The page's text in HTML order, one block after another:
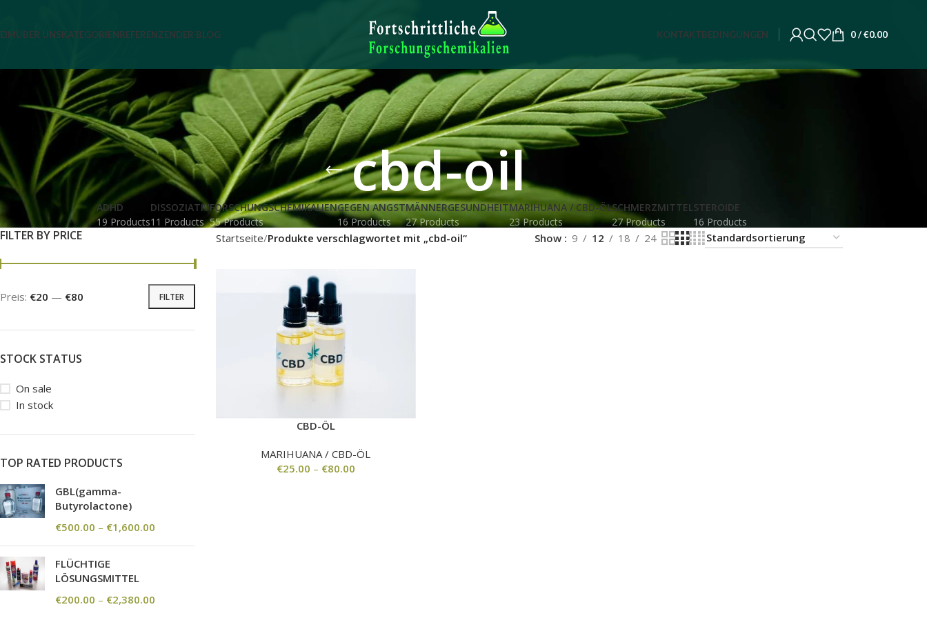
ÜBER UNSKATEGORIENREFERENZENDER BLOG KONTAKTBEDINGUNGEN 0/ €0.00
cbd-oil
ADHD
19 Products
DISSOZIATIV
11 Products
FORSCHUNGSCHEMIKALIEN
55 Products
GEGEN ANGST
16 Products
MÄNNERGESUNDHEIT
27 Products
MARIHUANA / CBD-ÖL
23 Products
SCHMERZMITTEL
27 Products
STEROIDE
16 Products
FILTER BY PRICE
FILTER
Preis: €20 — €80
STOCK STATUS
On sale
In stock
TOP RATED PRODUCTS
GBL(gamma-
Butyrolactone)
€500.00 – €1,600.00
FLÜCHTIGE
LÖSUNGSMITTEL
€200.00 – €2,380.00
Startseite Produkte verschlagwortet mit „cbd-oil“ Show 9 12 18 24
CBD-ÖL
MARIHUANA / CBD-ÖL
€25.00 – €80.00